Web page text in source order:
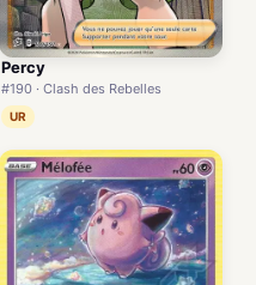
Percy
#190 · Clash des Rebelles
UR